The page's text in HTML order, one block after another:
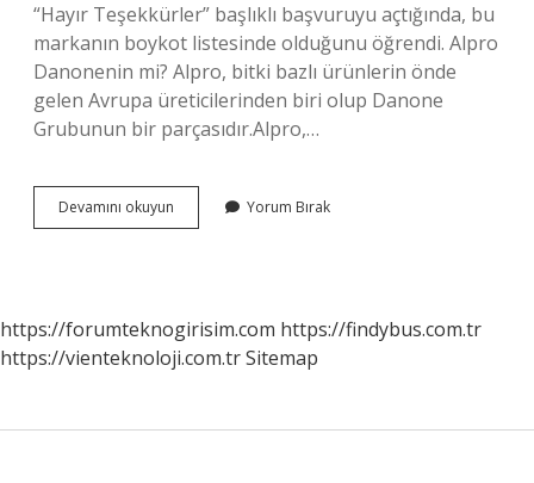
“Hayır Teşekkürler” başlıklı başvuruyu açtığında, bu
markanın boykot listesinde olduğunu öğrendi. Alpro
Danonenin mi? Alpro, bitki bazlı ürünlerin önde
gelen Avrupa üreticilerinden biri olup Danone
Grubunun bir parçasıdır.Alpro,…
Devamını okuyun
Hangi
Yorum Bırak
https://forumteknogirisim.com https://findybus.com.tr
https://vienteknoloji.com.trSitemap